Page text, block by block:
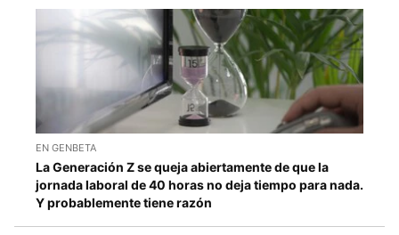
EN GENBETA
La Generación Z se queja abiertamente de que la
jornada laboral de 40 horas no deja tiempo para nada.
Y probablemente tiene razón